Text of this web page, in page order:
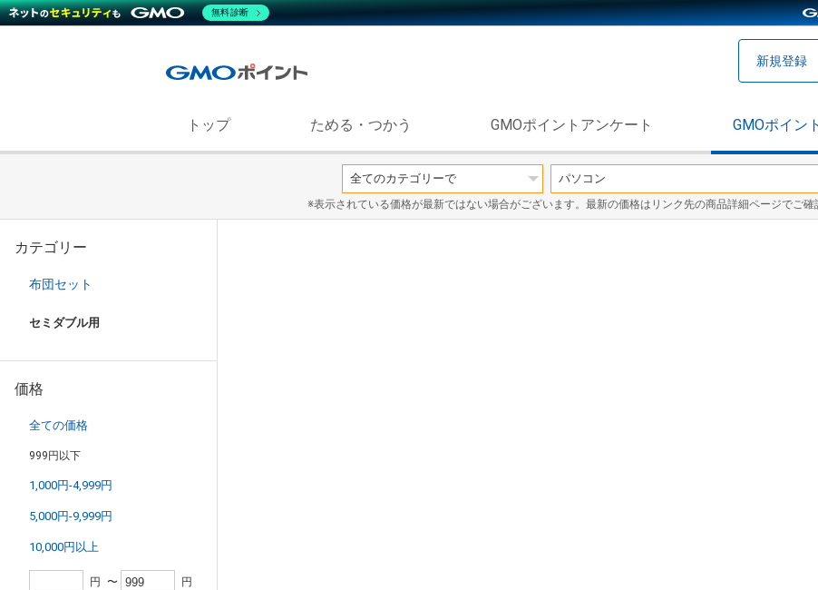
新規登録
トップ ためる・つかう GMOポイントアンケート GMOポイン
※表示されている価格が最新ではない場合がございます。最新の価格はリンク先の商品詳細ページでご確
カテゴリー
布団セット
セミダブル用
価格
全ての価格
999円以下
1,000円-4,999円
5,000円-9,999円
10,000円以上
円 〜 円
無料診断